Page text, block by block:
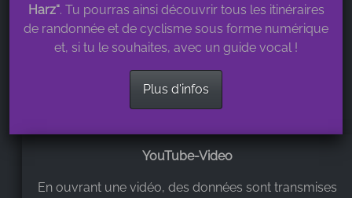
Harz“. Tu pourras ainsi découvrir tous les itinéraires
de randonnée et de cyclisme sous forme numérique
et, si tu le souhaites, avec un guide vocal !
Plus d'infos
YouTube-Video
En ouvrant une vidéo, des données sont transmises